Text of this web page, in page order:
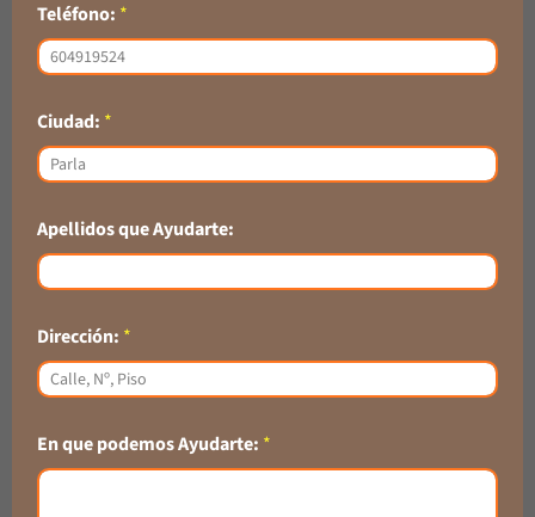
Teléfono: *
Ciudad: *
Apellidos que Ayudarte:
Dirección: *
En que podemos Ayudarte: *